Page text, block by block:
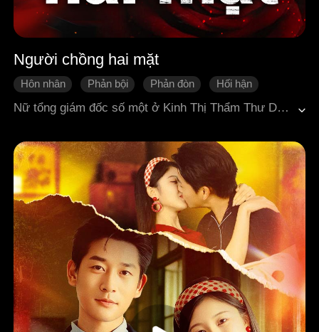
Người chồng hai mặt
Hôn nhân Phản bội Phản đòn
Hối hận
Ngôn tình hiện đại
Tổng tài Nữ cường
Nữ tổng giám đốc số một ở Kinh Thị Thẩm Thư Dao bất ngờ phát hiện người chồng mẫu mực của mình là Cố Quân Từ, lại đang ngoại tình với một nữ sinh đại học mà cô đã tài trợ nhiều năm là Tô Nhược Hy ngay tại một buổi đấu giá. Đau lòng hơn, cô còn phát hiện Cố Quân Từ không chỉ dùng tiền của cô để nuôi tình nhân, mà còn âm thầm đầu độc cô trong thời gian dài, âm mưu chiếm đoạt toàn bộ gia sản. Thẩm Thư Dao quyết định "lấy độc trị độc", bày ra một cái bẫy hoàn hảo. Cuối cùng, cô khiến cặp đôi phản bội kia thân bại danh liệt, tự gánh hậu quả cho những gì đã gây ra.